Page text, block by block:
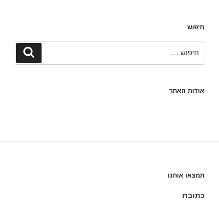
חיפוש
חיפוש
אודות האתר
תמצאו אותנו
כתובת